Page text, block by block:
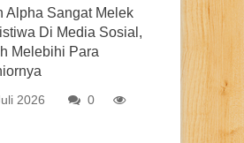
Alpha Sangat Melek
Di Media Sosial,
Melebihi Para
2026
0